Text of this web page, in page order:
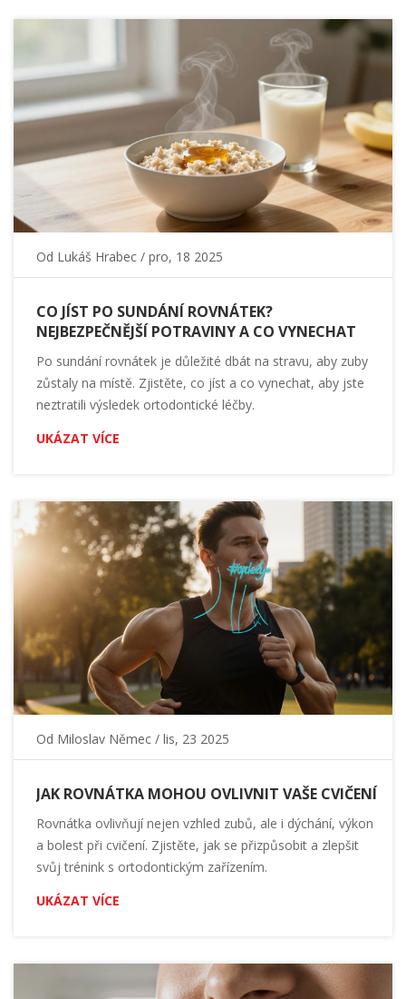
Od Lukáš Hrabec / pro, 18 2025
CO JÍST PO SUNDÁNÍ ROVNÁTEK?
NEJBEZPEČNĚJŠÍ POTRAVINY A CO VYNECHAT
Po sundání rovnátek je důležité dbát na stravu, aby zuby
zůstaly na místě. Zjistěte, co jíst a co vynechat, aby jste
neztratili výsledek ortodontické léčby.
UKÁZAT VÍCE
Od Miloslav Němec / lis, 23 2025
JAK ROVNÁTKA MOHOU OVLIVNIT VAŠE CVIČENÍ
Rovnátka ovlivňují nejen vzhled zubů, ale i dýchání, výkon
a bolest při cvičení. Zjistěte, jak se přizpůsobit a zlepšit
svůj trénink s ortodontickým zařízením.
UKÁZAT VÍCE